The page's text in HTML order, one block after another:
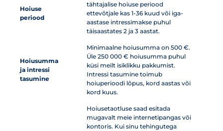
Hoiuse
periood
tähtajalise hoiuse periood
ettevõtjale kas 1-36 kuud või iga-
aastase intressimakse puhul
täisaastates 2 ja 3 aastat.
Hoiusumma
ja intressi
tasumine
Minimaalne hoiusumma on 500 €.
Üle 250 000 € hoiusumma puhul
küsi meilt isiklikku pakkumist.
Intressi tasumine toimub
hoiuperioodi lõpus, kord aastas või
kord kuus.
Hoiusetaotluse saad esitada
mugavalt meie internetipangas või
kontoris. Kui sinu tehingutega